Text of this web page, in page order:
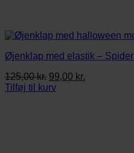
Øjenklap med elastik – Spider
125,00kr. Den
oprindelige
99,00 kr.
Tilføj til kurv